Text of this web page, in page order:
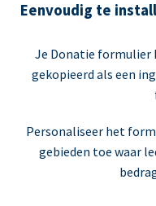
Eenvoudig te
Je Donatie formulier
gekopieerd als een
Personaliseer het
gebieden toe waar